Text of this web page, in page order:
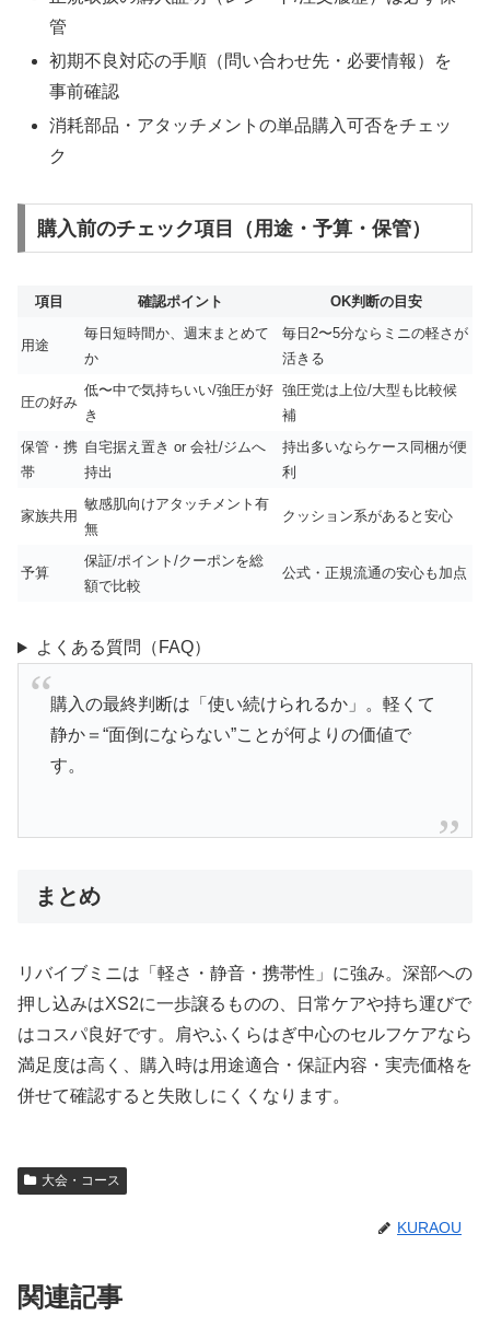
管
初期不良対応の手順（問い合わせ先・必要情報）を
事前確認
消耗部品・アタッチメントの単品購入可否をチェッ
ク
購入前のチェック項目（用途・予算・保管）
項目 確認ポイント OK判断の目安
用途
毎日短時間か、週末まとめて
か
毎日2〜5分ならミニの軽さが
活きる
圧の好み
低〜中で気持ちいい/強圧が好
き
強圧党は上位/大型も比較候
補
保管・携
帯
自宅据え置き or 会社/ジムへ
持出
持出多いならケース同梱が便
利
家族共用
敏感肌向けアタッチメント有
無
クッション系があると安心
予算
保証/ポイント/クーポンを総
額で比較
公式・正規流通の安心も加点
よくある質問（FAQ）
購入の最終判断は「使い続けられるか」。軽くて
静か＝“面倒にならない”ことが何よりの価値で
す。
まとめ
リバイブミニは「軽さ・静音・携帯性」に強み。深部への
押し込みはXS2に一歩譲るものの、日常ケアや持ち運びで
はコスパ良好です。肩やふくらはぎ中心のセルフケアなら
満足度は高く、購入時は用途適合・保証内容・実売価格を
併せて確認すると失敗しにくくなります。
大会・コース
KURAOU
関連記事